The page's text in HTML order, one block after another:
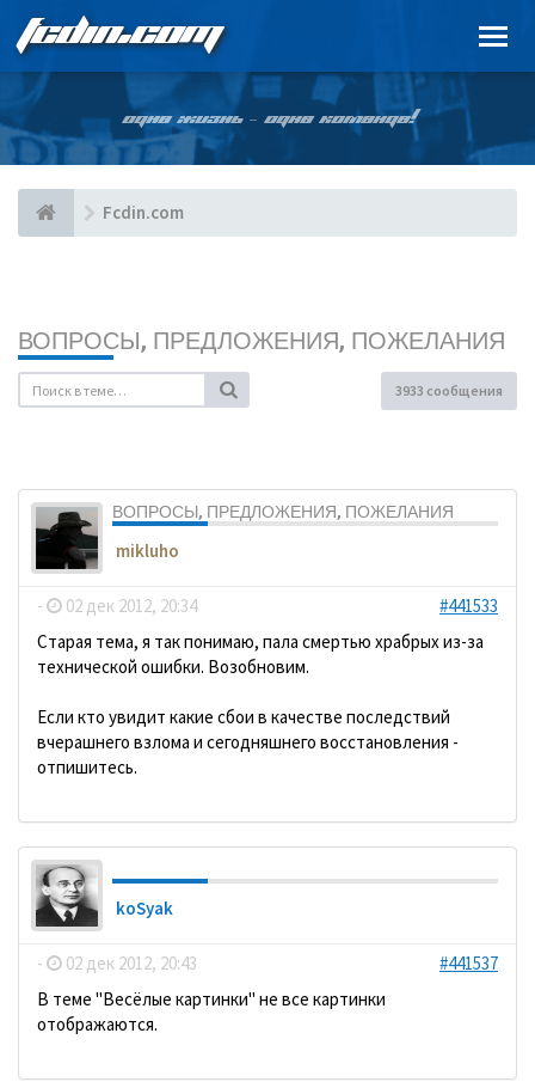
FCDIN.COM
ОДНА ЖИЗНЬ – ОДНА КОМАНДА!
Fcdin.com
ВОПРОСЫ, ПРЕДЛОЖЕНИЯ, ПОЖЕЛАНИЯ
3933 сообщения
ВОПРОСЫ, ПРЕДЛОЖЕНИЯ, ПОЖЕЛАНИЯ
mikluho
- 02 дек 2012, 20:34
#441533
Старая тема, я так понимаю, пала смертью храбрых из-за
технической ошибки. Возобновим.
Если кто увидит какие сбои в качестве последствий
вчерашнего взлома и сегодняшнего восстановления -
отпишитесь.
koSyak
- 02 дек 2012, 20:43
#441537
В теме "Весёлые картинки" не все картинки
отображаются.